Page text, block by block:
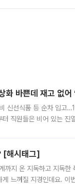
바쁜데 재고 없어
신선식품 등 순차 입고
직원들은 비어 있는 진
[해시태그]
까지 온 지독하고 지독
느껴질 지경인데요. 이